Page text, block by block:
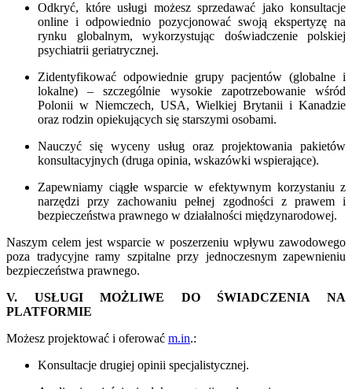
Odkryć, które usługi możesz sprzedawać jako konsultacje
online i odpowiednio pozycjonować swoją ekspertyzę na
rynku globalnym, wykorzystując doświadczenie polskiej
psychiatrii geriatrycznej.
Zidentyfikować odpowiednie grupy pacjentów (globalne i
lokalne) – szczególnie wysokie zapotrzebowanie wśród
Polonii w Niemczech, USA, Wielkiej Brytanii i Kanadzie
oraz rodzin opiekujących się starszymi osobami.
Nauczyć się wyceny usług oraz projektowania pakietów
konsultacyjnych (druga opinia, wskazówki wspierające).
Zapewniamy ciągłe wsparcie w efektywnym korzystaniu z
narzędzi przy zachowaniu pełnej zgodności z prawem i
bezpieczeństwa prawnego w działalności międzynarodowej.
Naszym celem jest wsparcie w poszerzeniu wpływu zawodowego
poza tradycyjne ramy szpitalne przy jednoczesnym zapewnieniu
bezpieczeństwa prawnego.
V. USŁUGI MOŻLIWE DO ŚWIADCZENIA NA
PLATFORMIE
Możesz projektować i oferować m.in.:
Konsultacje drugiej opinii specjalistycznej.